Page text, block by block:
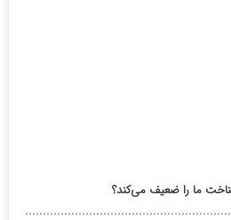
ما را ضعیف می‌کند؟